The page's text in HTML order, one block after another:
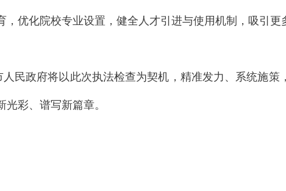
，优化院校专业设置，健全人才引进与使用机制，吸引
民政府将以此次执法检查为契机，精准发力、系统施
光彩、谱写新篇章。